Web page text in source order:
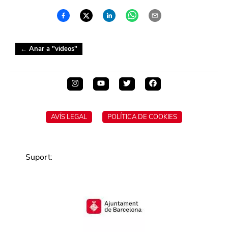
← Anar a "videos"
AVÍS LEGAL POLÍTICA DE COOKIES
Suport: